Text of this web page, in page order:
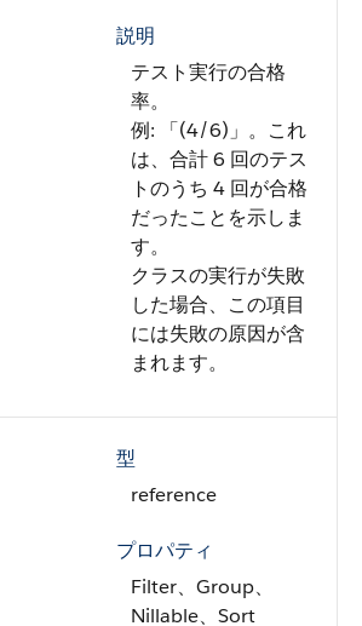
説明
テスト実行の合格
率。
例: 「(4/6)」。これ
は、合計 6 回のテス
トのうち 4 回が合格
だったことを示しま
す。
クラスの実行が失敗
した場合、この項目
には失敗の原因が含
まれます。
型
reference
プロパティ
Filter、Group、
Nillable、Sort